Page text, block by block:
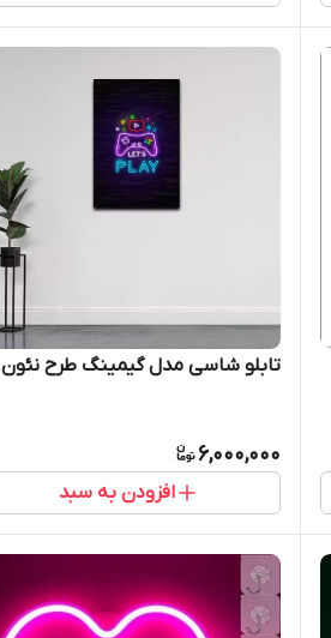
تابلو شاسی مدل گیمینگ طرح نئون
6,000,000
افزودن به سبد